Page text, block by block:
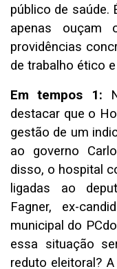
público de saúde.
apenas ouçam
providências
de trabalho ético
Em tempos 1:
destacar que o
gestão de um
ao governo
disso, o hospital
ligadas ao
Fagner, ex-
municipal do
essa situação
reduto eleitoral?